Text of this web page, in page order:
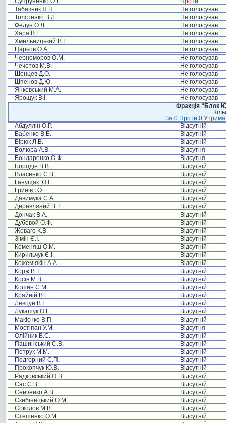
Табачник Я.П.
Не голосував
Толстенко В.Л.
Не голосував
Федун О.Л.
Не голосував
Хара В.Г.
Не голосував
Хмельницький В.І.
Не голосував
Царьов О.А.
Не голосував
Черноморов О.М.
Не голосував
Чечетов М.В.
Не голосував
Шенцев Д.О.
Не голосував
Шпенов Д.Ю.
Не голосував
Янковський М.А.
Не голосував
Ярощук В.І.
Не голосував
Фракція “Блок
За:0 Проти:0
Абдуллін О.Р.
Відсутній
Бабенко В.Б.
Відсутній
Бірюк Л.В.
Відсутній
Болюра А.В.
Відсутня
Бондаренко О.Ф.
Відсутня
Бородін В.В.
Відсутній
Власенко С.В.
Відсутній
Ганущак Ю.І.
Відсутній
Гринів І.О.
Відсутній
Давимука С.А.
Відсутній
Деревляний В.Т.
Відсутній
Дончак В.А.
Відсутній
Дубовой О.Ф.
Відсутній
Жеваго К.В.
Відсутній
Зімін Є.І.
Відсутній
Кеменяш О.М.
Відсутній
Кирильчук Є.І.
Відсутній
Кожем’якін А.А.
Відсутній
Корж В.Т.
Відсутній
Косів М.В.
Відсутній
Кошин С.М.
Відсутній
Крайній В.Г.
Відсутній
Левцун В.І.
Відсутній
Лукашук О.Г.
Відсутній
Макієнко В.П.
Відсутній
Мостіпан У.М.
Відсутня
Олійник В.С.
Відсутній
Пашинський С.В.
Відсутній
Петрук М.М.
Відсутній
Подгорний С.П.
Відсутній
Прокопчук Ю.В.
Відсутній
Радковський О.В.
Відсутній
Сас С.В.
Відсутній
Сенченко А.В.
Відсутній
Скибінецький О.М.
Відсутній
Соколов М.В.
Відсутній
Стешенко О.М.
Відсутній